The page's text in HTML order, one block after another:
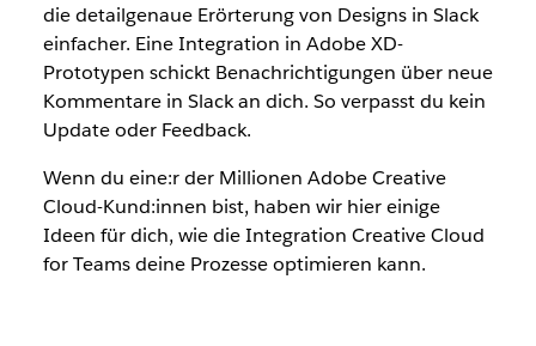
die detailgenaue Erörterung von Designs in Slack
einfacher. Eine Integration in Adobe XD-
Prototypen schickt Benachrichtigungen über neue
Kommentare in Slack an dich. So verpasst du kein
Update oder Feedback.
Wenn du eine:r der Millionen Adobe Creative
Cloud-Kund:innen bist, haben wir hier einige
Ideen für dich, wie die Integration Creative Cloud
for Teams deine Prozesse optimieren kann.